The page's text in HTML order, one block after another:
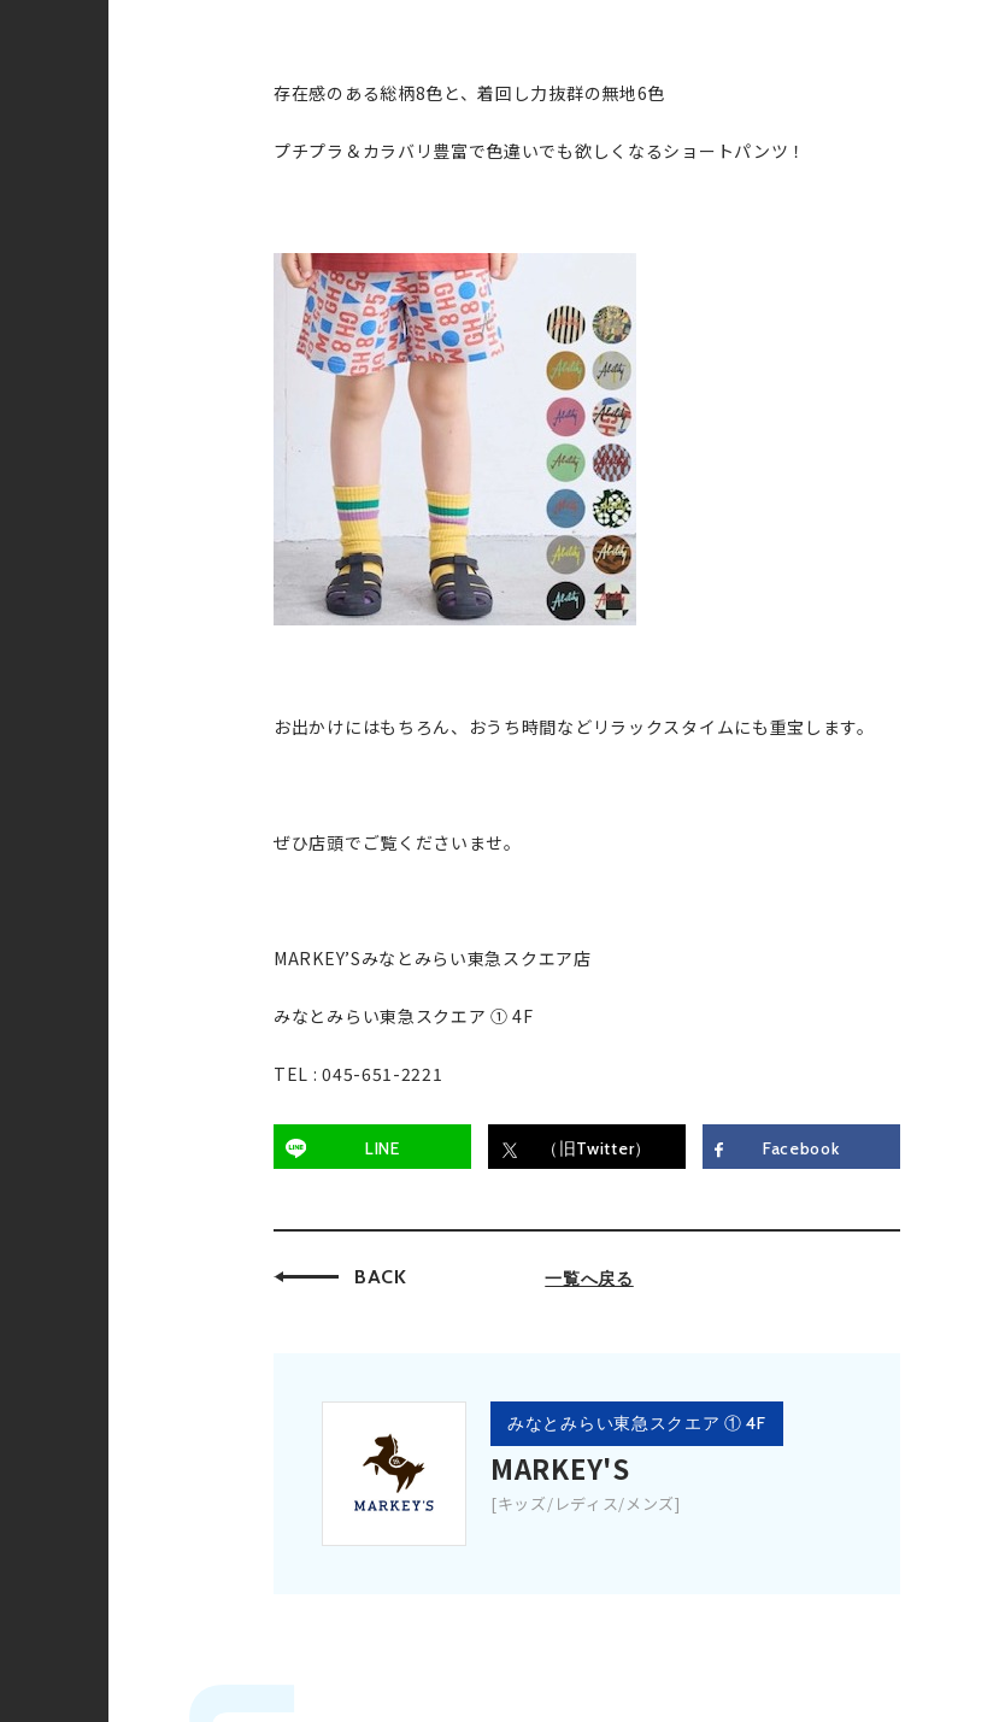
存在感のある総柄8色と、着回し力抜群の無地6色
プチプラ＆カラバリ豊富で色違いでも欲しくなるショートパンツ！
お出かけにはもちろん、おうち時間などリラックスタイムにも重宝します。
ぜひ店頭でご覧くださいませ。
MARKEY’Sみなとみらい東急スクエア店
みなとみらい東急スクエア ① 4F
TEL : 045-651-2221
LINE （旧Twitter） Facebook
BACK 一覧へ戻る
みなとみらい東急スクエア ① 4F
MARKEY'S
[キッズ/レディス/メンズ]